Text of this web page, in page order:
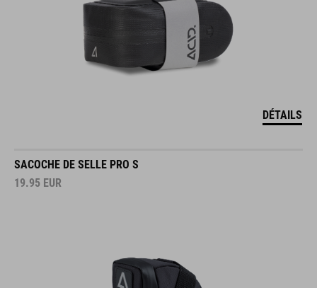
DÉTAILS
SACOCHE DE SELLE PRO S
19.95 EUR